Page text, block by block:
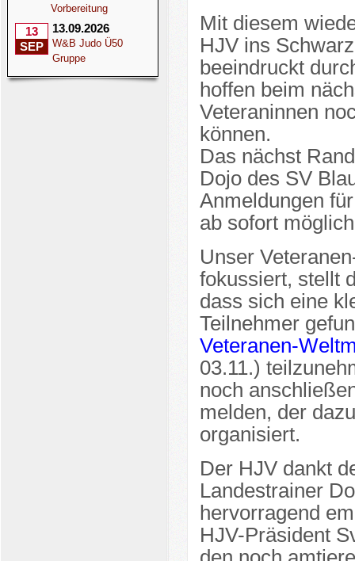
Vorbereitung
13
SEP
13.09.2026
W&B Judo Ü50
Gruppe
Mit diesem
HJV ins
beeindruckt
hoffen beim
Veteraninnen
können.
Das nächst
Dojo des SV
Anmeldungen
ab sofort
Unser
fokussiert, stellt
dass sich eine
Teilnehmer
Veteranen-
03.11.)
noch
melden, der
organisiert.
Der HJV dankt
Landestrainer
hervorragend
HJV-Präsident